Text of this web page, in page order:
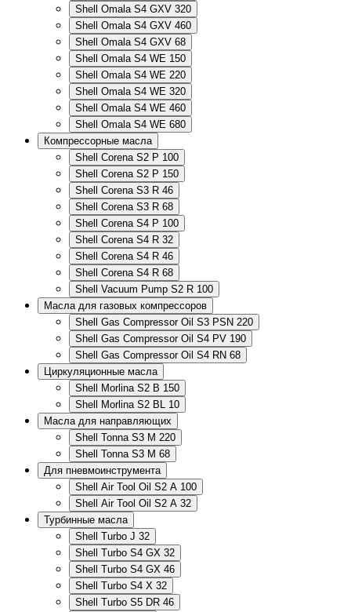
Shell Omala S4 GXV 320
Shell Omala S4 GXV 460
Shell Omala S4 GXV 68
Shell Omala S4 WE 150
Shell Omala S4 WE 220
Shell Omala S4 WE 320
Shell Omala S4 WE 460
Shell Omala S4 WE 680
Компрессорные масла
Shell Corena S2 P 100
Shell Corena S2 P 150
Shell Corena S3 R 46
Shell Corena S3 R 68
Shell Corena S4 P 100
Shell Corena S4 R 32
Shell Corena S4 R 46
Shell Corena S4 R 68
Shell Vacuum Pump S2 R 100
Масла для газовых компрессоров
Shell Gas Compressor Oil S3 PSN 220
Shell Gas Compressor Oil S4 PV 190
Shell Gas Compressor Oil S4 RN 68
Циркуляционные масла
Shell Morlina S2 B 150
Shell Morlina S2 BL 10
Масла для направляющих
Shell Tonna S3 M 220
Shell Tonna S3 M 68
Для пневмоинструмента
Shell Air Tool Oil S2 A 100
Shell Air Tool Oil S2 A 32
Турбинные масла
Shell Turbo J 32
Shell Turbo S4 GX 32
Shell Turbo S4 GX 46
Shell Turbo S4 X 32
Shell Turbo S5 DR 46